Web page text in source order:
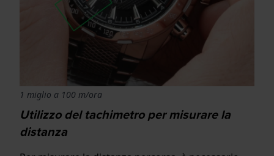
1 miglio a 100 m/ora
Utilizzo del tachimetro per misurare la
distanza